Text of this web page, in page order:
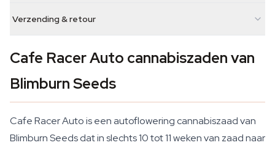
Verzending & retour
Cafe Racer Auto cannabiszaden van
Blimburn Seeds
Cafe Racer Auto is een autoflowering cannabiszaad van
Blimburn Seeds dat in slechts 10 tot 11 weken van zaad naar